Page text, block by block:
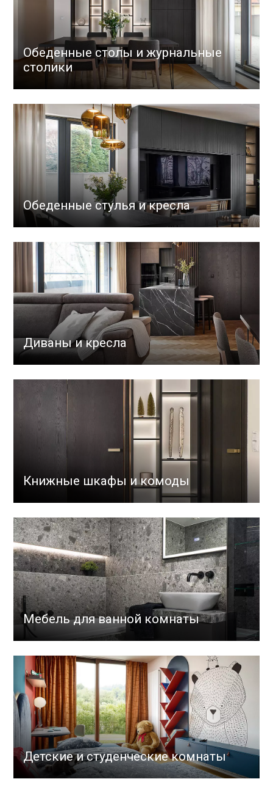
Обеденные столы и журнальные
столики
Обеденные стулья и кресла
Диваны и кресла
Книжные шкафы и комоды
Мебель для ванной комнаты
Детские и студенческие комнаты